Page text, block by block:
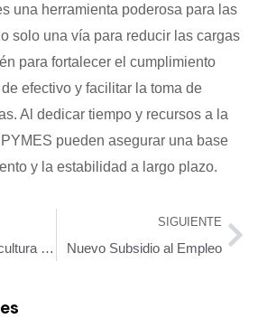
una herramienta poderosa para las
solo una vía para reducir las cargas
para fortalecer el cumplimiento
efectivo y facilitar la toma de
Al dedicar tiempo y recursos a la
pueden asegurar una base
y la estabilidad a largo plazo.
Desarrollo de una cultura de innovación tecnológica en tu empresa
SIGUIENTE
Nuevo Subsidio al Empleo